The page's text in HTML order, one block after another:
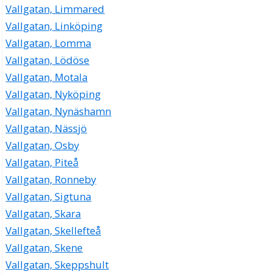
Vallgatan, Limmared
Vallgatan, Linköping
Vallgatan, Lomma
Vallgatan, Lödöse
Vallgatan, Motala
Vallgatan, Nyköping
Vallgatan, Nynäshamn
Vallgatan, Nässjö
Vallgatan, Osby
Vallgatan, Piteå
Vallgatan, Ronneby
Vallgatan, Sigtuna
Vallgatan, Skara
Vallgatan, Skellefteå
Vallgatan, Skene
Vallgatan, Skeppshult